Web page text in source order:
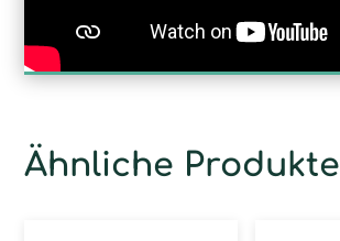
Ähnliche Produkte